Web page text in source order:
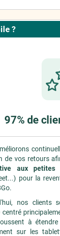
?
97% de
de vos retours
aux petites
pour la
nos clients
centré
à
sur les